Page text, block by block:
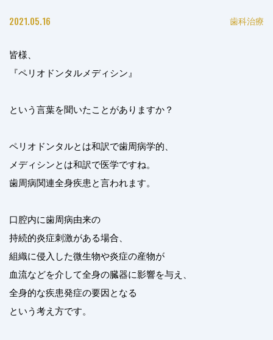
2021.05.16 歯科治療
皆様、
『ペリオドンタルメディシン』
という言葉を聞いたことがありますか？
ペリオドンタルとは和訳で歯周病学的、
メディシンとは和訳で医学ですね。
歯周病関連全身疾患と言われます。
口腔内に歯周病由来の
持続的炎症刺激がある場合、
組織に侵入した微生物や炎症の産物が
血流などを介して全身の臓器に影響を与え、
全身的な疾患発症の要因となる
という考え方です。